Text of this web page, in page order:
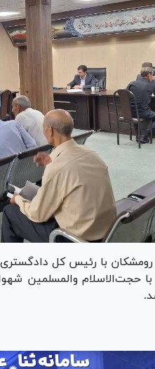
رومشکان با رئیس کل
حجت‌الاسلام والمسلمین